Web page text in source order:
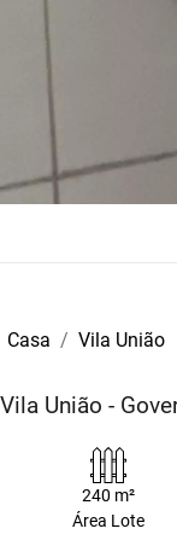
Casa Vila União
União -
240 m²
Área Lote